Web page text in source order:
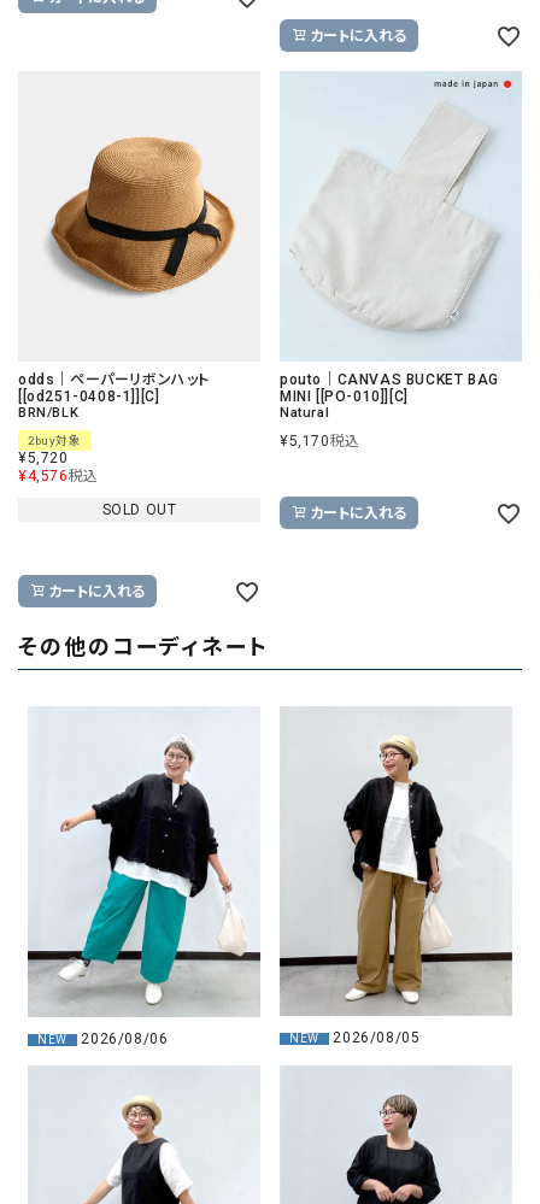
カートに入れる
odds｜ペーパーリボンハット
[[od251-0408-1]][C]
BRN/BLK
2buy対象
¥5,720
¥4,576税込
SOLD OUT
カートに入れる
pouto｜CANVAS BUCKET BAG
MINI [[PO-010]][C]
Natural
¥5,170税込
カートに入れる
その他のコーディネート
NEW 2026/08/06 NEW 2026/08/05